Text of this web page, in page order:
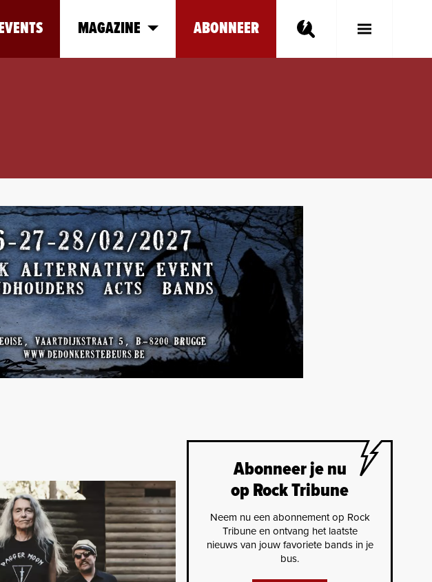
MAGAZINE ABONNEER
Toggle
Abonneer je nu
op Rock Tribune
Neem nu een abonnement op Rock
Tribune en ontvang het laatste
nieuws van jouw favoriete bands in je
bus.